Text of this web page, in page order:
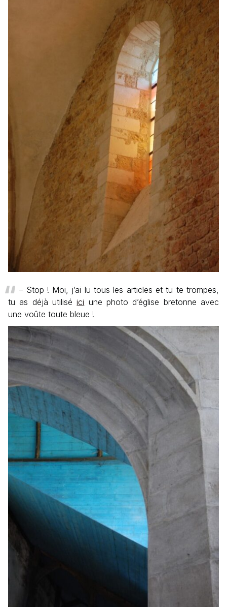
– Stop ! Moi, j’ai lu tous les articles et tu te trompes,
tu as déjà utiliséici une photo d’église bretonne avec
une voûte toute bleue !